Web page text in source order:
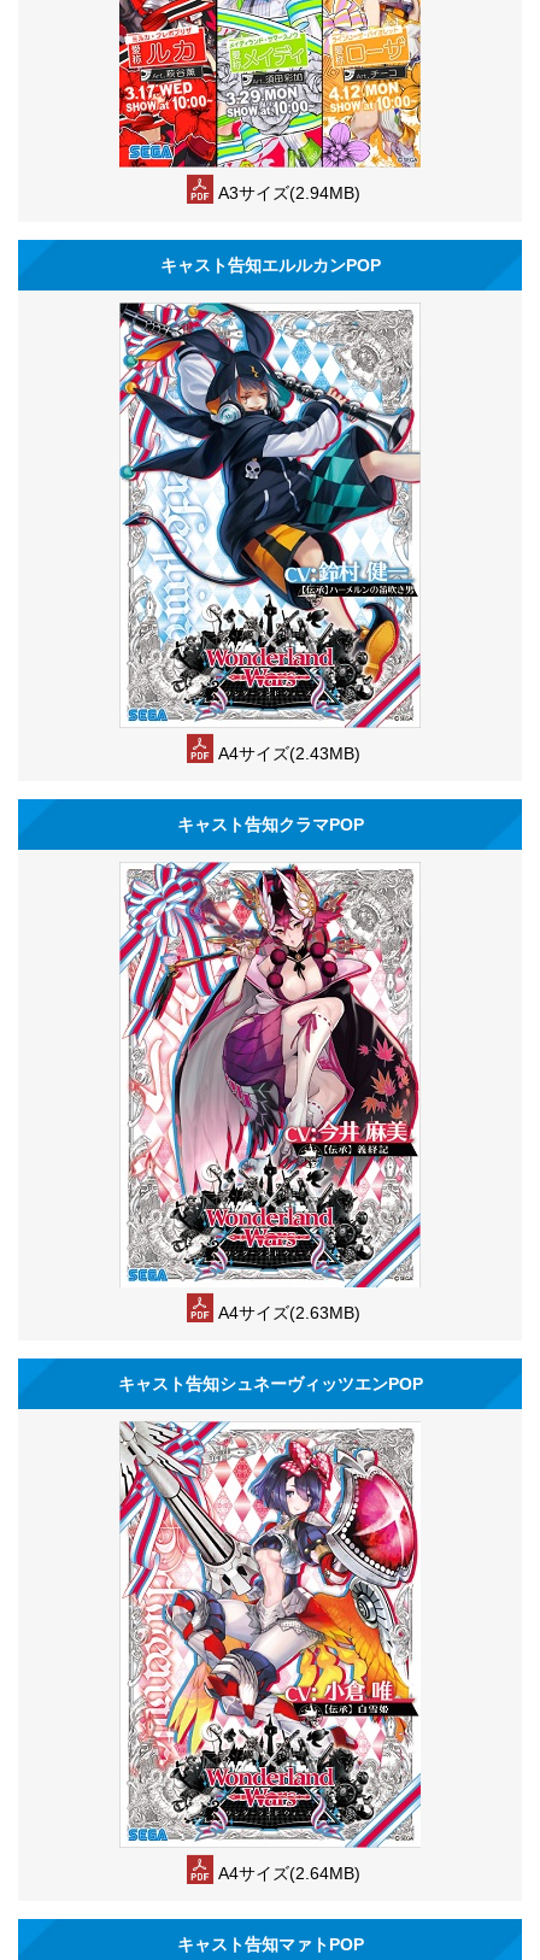
A3サイズ(2.94MB)
キャスト告知エルルカンPOP
A4サイズ(2.43MB)
キャスト告知クラマPOP
A4サイズ(2.63MB)
キャスト告知シュネーヴィッツエンPOP
A4サイズ(2.64MB)
キャスト告知マァトPOP